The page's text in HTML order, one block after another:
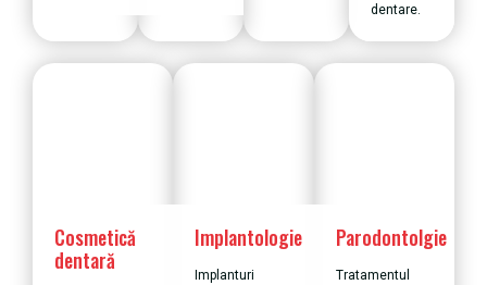
dentare.
Cosmetică
dentară
Implantologie
Implanturi
Parodontolgie
Tratamentul